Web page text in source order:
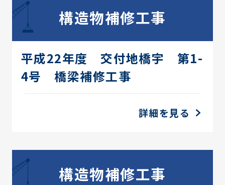
構造物補修工事
平成22年度 交付地橋宇 第1-
4号 橋梁補修工事
詳細を見る
構造物補修工事